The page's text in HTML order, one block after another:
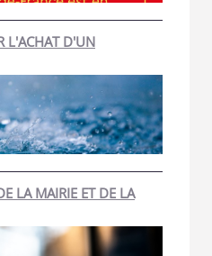
L'ACHAT D'UN
LA MAIRIE ET DE LA